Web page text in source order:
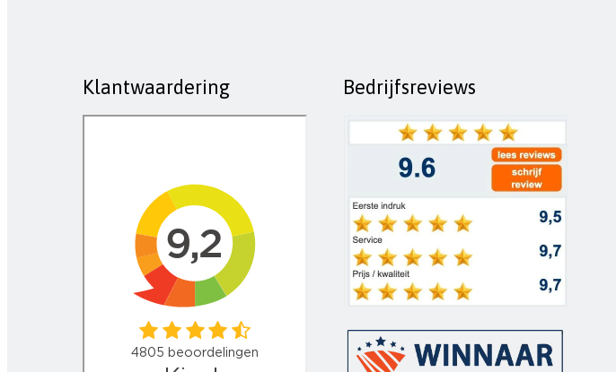
Klantwaardering Bedrijfsreviews